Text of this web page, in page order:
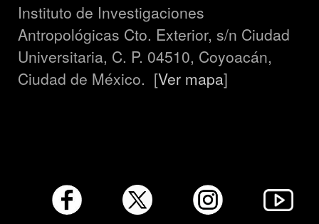
Instituto de Investigaciones
Antropológicas Cto. Exterior, s/n Ciudad
Universitaria, C. P. 04510, Coyoacán,
Ciudad de México. [Ver mapa]